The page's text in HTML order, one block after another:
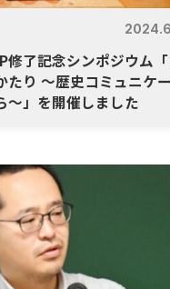
修了記念シンポジウム
たり 〜歴史コミュニケー
〜」を開催しました